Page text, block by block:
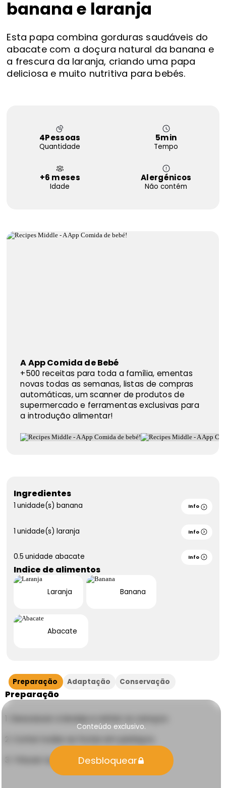
FAQS
banana e laranja
Esta papa combina gorduras saudáveis do
abacate com a doçura natural da banana e
a frescura da laranja, criando uma papa
deliciosa e muito nutritiva para bebés.
4Pessoas
Quantidade
5min
Tempo
+6 meses
Idade
Alergénicos
Não contém
A App Comida de Bebé
+500 receitas para toda a família, ementas
novas todas as semanas, listas de compras
automáticas, um scanner de produtos de
supermercado e ferramentas exclusivas para
a introdução alimentar!
Ingredientes
1 unidade(s) banana Info
1 unidade(s) laranja Info
0.5 unidade abacate Info
Indice de alimentos
Laranja Banana
Abacate
Preparação Adaptação Conservação
Preparação
Triturar tudo numa liquidificadora.
Conteúdo exclusivo.
Desbloquear